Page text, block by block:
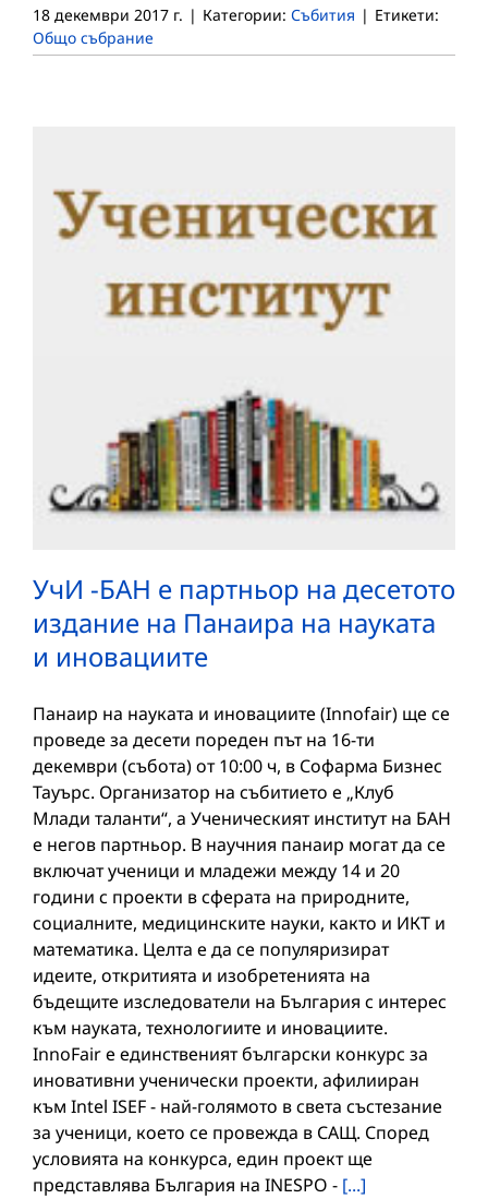
18 декември 2017 г. | Категории: Събития | Етикети:
Общо събрание
УчИ -БАН е партньор на десетото
издание на Панаира на науката
и иновациите
Панаир на науката и иновациите (Innofair) ще се
проведе за десети пореден път на 16-ти
декември (събота) от 10:00 ч, в Софарма Бизнес
Тауърс. Организатор на събитието е „Клуб
Млади таланти“, а Ученическият институт на БАН
е негов партньор. В научния панаир могат да се
включат ученици и младежи между 14 и 20
години с проекти в сферата на природните,
социалните, медицинските науки, както и ИКТ и
математика. Целта е да се популяризират
идеите, откритията и изобретенията на
бъдещите изследователи на България с интерес
към науката, технологиите и иновациите.
InnoFair е единственият български конкурс за
иновативни ученически проекти, афилииран
към Intel ISEF - най-голямото в света състезание
за ученици, което се провежда в САЩ. Според
условията на конкурса, един проект ще
представлява България на INESPO - [...]